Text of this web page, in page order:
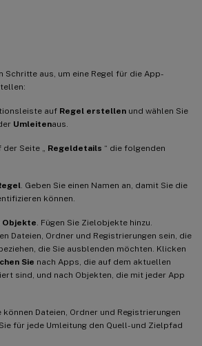
Schritte aus, um eine Regel für die App-
auf Regel erstellen und wählen Sie
Umleitenaus.
Seite „ Regeldetails “ die folgenden
. Geben Sie einen Namen an, damit Sie die
können.
Objekte . Fügen Sie Zielobjekte hinzu.
Dateien, Ordner und Registrierungen sein, die
die Sie ausblenden möchten. Klicken
Sie nach Apps, die auf dem aktuellen
sind, und nach Objekten, die mit jeder App
können Dateien, Ordner und Registrierungen
für jede Umleitung den Quell- und Zielpfad